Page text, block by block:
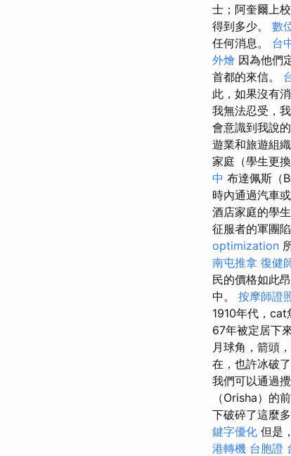
士；阿奎爾上
得到多少。 數
任何消息。 台
外燴 因為他們
首都的來信。
此，如果沒有
我無法忍受，
會意識到我說
遊業和旅遊組
家庭（學生更
中 布達佩斯（
時內通過汽車
酒店家庭的學
征服者的軍團
optimization
南屯推拿 復健
民的價格如此
中。 按摩師證
1910年代，cat
67年被定居下
月球角，箭頭
在，也許冰破
我們可以通過
（Orisha）的
下破碎了這麼
鍵字優化 但是
港轉機 台胞證